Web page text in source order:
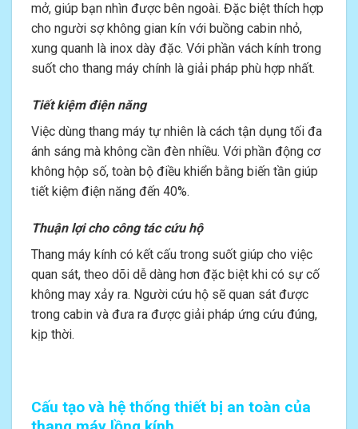
mở, giúp bạn nhìn được bên ngoài. Đặc biệt thích hợp
cho người sợ không gian kín với buồng cabin nhỏ,
xung quanh là inox dày đặc. Với phần vách kính trong
suốt cho thang máy chính là giải pháp phù hợp nhất.
Tiết kiệm điện năng
Việc dùng thang máy tự nhiên là cách tận dụng tối đa
ánh sáng mà không cần đèn nhiều. Với phần động cơ
không hộp số, toàn bộ điều khiển bằng biến tần giúp
tiết kiệm điện năng đến 40%.
Thuận lợi cho công tác cứu hộ
Thang máy kính có kết cấu trong suốt giúp cho việc
quan sát, theo dõi dễ dàng hơn đặc biệt khi có sự cố
không may xảy ra. Người cứu hộ sẽ quan sát được
trong cabin và đưa ra được giải pháp ứng cứu đúng,
kịp thời.
Cấu tạo và hệ thống thiết bị an toàn của